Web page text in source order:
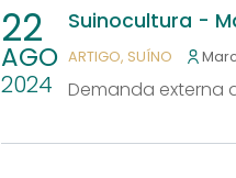
22
AGO
2024
Suinocultura -
ARTIGO SUÍNO
Demanda externa